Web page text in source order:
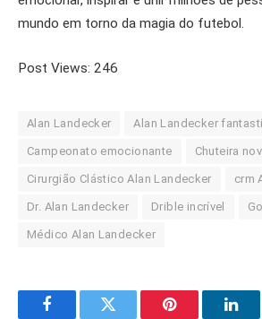
mundo em torno da magia do futebol.
Post Views: 246
Alan Landecker Alan Landecker
Campeonato emocionante Chuteira
Cirurgião Clástico Alan Landecker crm
Dr. Alan Landecker Drible incrível
Médico Alan Landecker